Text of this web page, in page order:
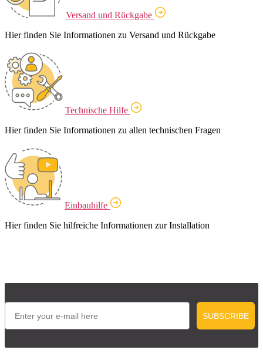
Versand und Rückgabe
Hier finden Sie Informationen zu Versand und Rückgabe
Technische Hilfe
Hier finden Sie Informationen zu allen technischen Fragen
Einbauhilfe
Hier finden Sie hilfreiche Informationen zur Installation
Email
SUBSCRIBE